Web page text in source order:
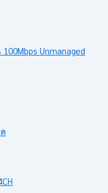
100Mbps Unmanaged